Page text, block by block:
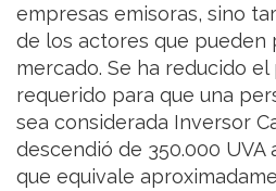
empresas emisoras, sino
de los actores que pueden
mercado. Se ha reducido
requerido para que una
sea considerada Inversor
descendió de 350.000 UVA
que equivale